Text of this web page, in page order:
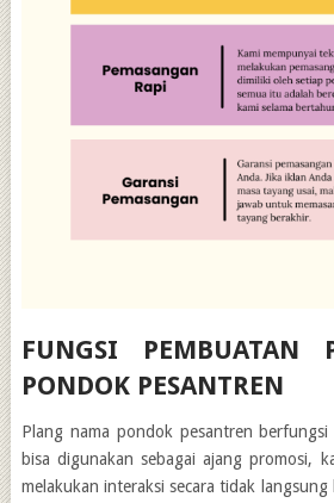
FUNGSI PEMBUATAN
PONDOK PESANTREN
Plang nama pondok pesantren
bisa digunakan sebagai ajang promosi,
melakukan interaksi secara tidak